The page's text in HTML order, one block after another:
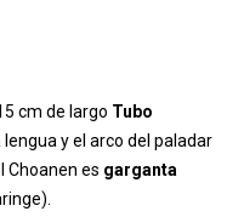
cm de largo Tubo
y el arco del paladar
Choanen es garganta